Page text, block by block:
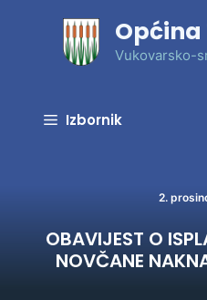
Vukovarsko-
Izbornik
2.
OBAVIJEST O
NOVČANE